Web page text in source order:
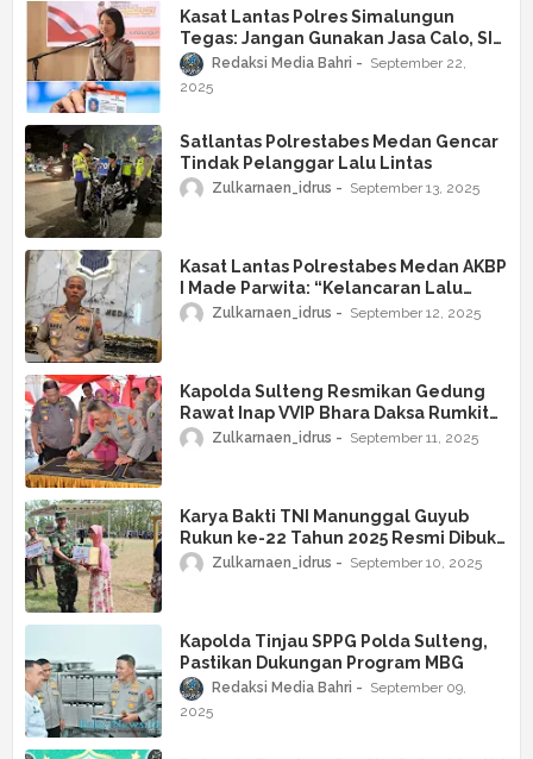
Kasat Lantas Polres Simalungun
Tegas: Jangan Gunakan Jasa Calo, SIM
Harus Lulus Ujian!
Redaksi Media Bahri
September 22,
2025
Satlantas Polrestabes Medan Gencar
Tindak Pelanggar Lalu Lintas
Zulkarnaen_idrus September 13, 2025
Kasat Lantas Polrestabes Medan AKBP
I Made Parwita: “Kelancaran Lalu
Lintas Tanggung Jawab Kita
Zulkarnaen_idrus September 12, 2025
Kapolda Sulteng Resmikan Gedung
Rawat Inap VVIP Bhara Daksa Rumkit
Bhayangkara Palu
Zulkarnaen_idrus September 11, 2025
Karya Bakti TNI Manunggal Guyub
Rukun ke-22 Tahun 2025 Resmi Dibuka
di Desa Sepat Masaran
Zulkarnaen_idrus September 10, 2025
Kapolda Tinjau SPPG Polda Sulteng,
Pastikan Dukungan Program MBG
Redaksi Media Bahri
September 09,
2025